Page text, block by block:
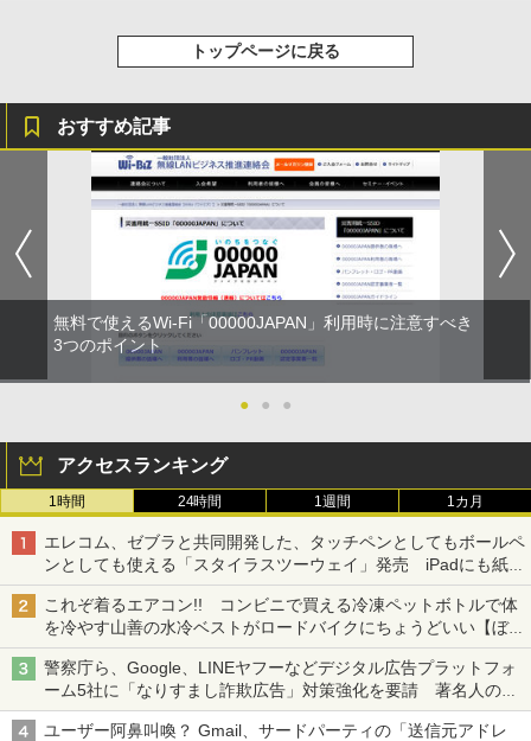
トップページに戻る
おすすめ記事
無料で使えるWi-Fi「00000JAPAN」利用時に注意すべき
3つのポイント
● ● ●
アクセスランキング
1時間 24時間 1週間 1カ月
エレコム、ゼブラと共同開発した、タッチペンとしてもボールペ
ンとしても使える「スタイラスツーウェイ」発売 iPadにも紙に
も、持ち替えずに書き込める
これぞ着るエアコン!! コンビニで買える冷凍ペットボトルで体
を冷やす山善の水冷ベストがロードバイクにちょうどいい【ぼっ
ち・ざ・ろーど！その14】【空いた時間でなにしてる？】
警察庁ら、Google、LINEヤフーなどデジタル広告プラットフォ
ーム5社に「なりすまし詐欺広告」対策強化を要請 著名人の写
真や映像を使った投資詐欺などへの対策として
ユーザー阿鼻叫喚？ Gmail、サードパーティの「送信元アドレ